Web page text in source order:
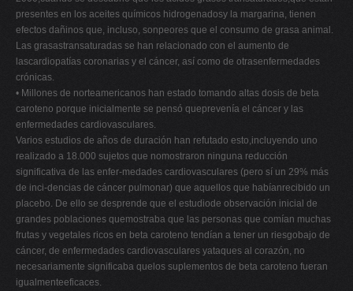
presentes en los aceites químicos hidrogenadosy la margarina, tienen
efectos dañinos que, incluso, sonpeores que el consumo de grasa animal.
Las grasastransaturadas se han relacionado con el aumento de
lascardiopatías coronarias y el cáncer, así como de otrasenfermedades
crónicas.
• Millones de norteamericanos han estado tomando altas dosis de beta
caroteno porque inicialmente se pensó queprevenía el cáncer y las
enfermedades cardiovasculares.
Varios estudios de años de duración han refutado esto,incluyendo uno
realizado a 18.000 sujetos que nomostraron ninguna reducción
significativa de las enfer-medades cardiovasculares (pero sí un 29% más
de inci-dencias de cáncer pulmonar) que aquellos que habíanrecibido un
placebo. De ello se desprende que el estudiode observación inicial de
grandes poblaciones quemostraba que las personas que comían muchas
frutas y vegetales ricos en beta caroteno tendían a tener un riesgobajo de
cáncer, de enfermedades cardiovasculares yataques al corazón, no
necesariamente significaba quelos suplementos de beta caroteno fueran
igualmenteeficaces.